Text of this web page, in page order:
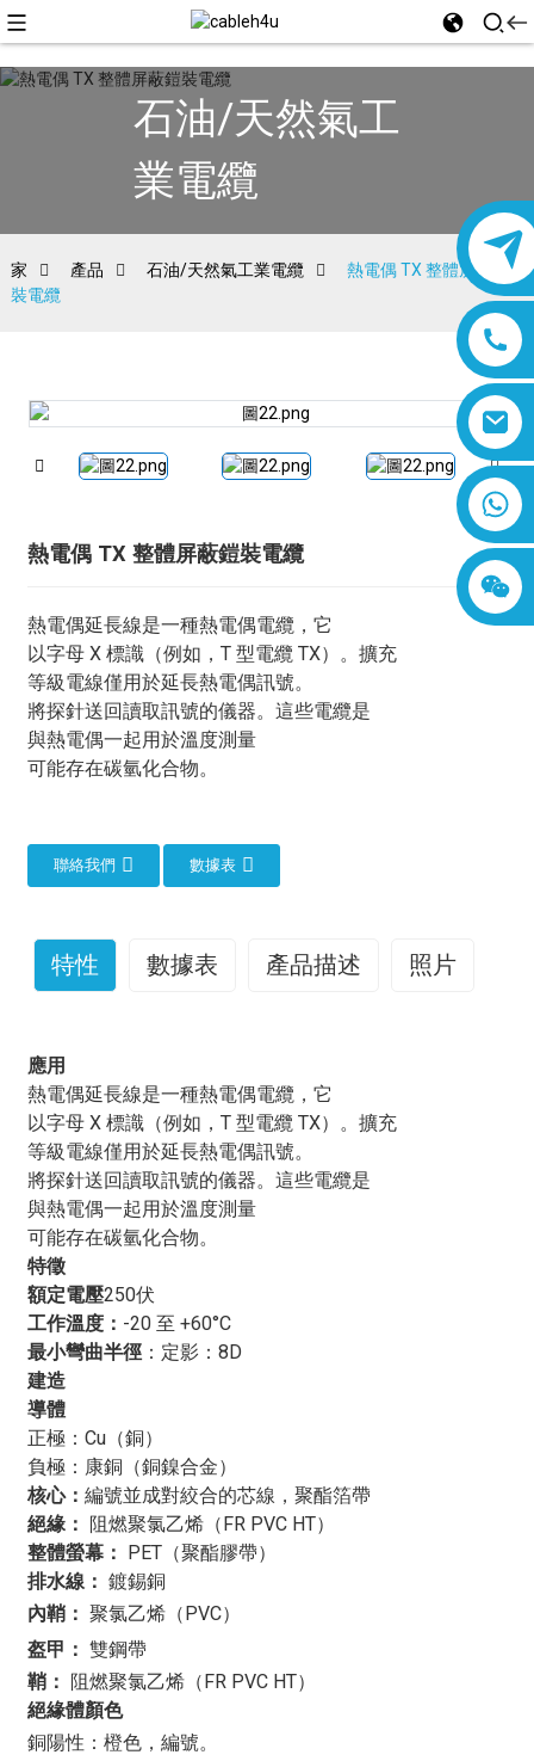
石油/天然氣工
業電纜
家 產品 石油/天然氣工業電纜
熱電偶 TX 整體屏蔽鎧
裝電纜
熱電偶 TX 整體屏蔽鎧裝電纜
熱電偶延長線是一種熱電偶電纜，它
以字母 X 標識（例如，T 型電纜 TX）。擴充
等級電線僅用於延長熱電偶訊號。
將探針送回讀取訊號的儀器。這些電纜是
與熱電偶一起用於溫度測量
可能存在碳氫化合物。
聯絡我們 數據表
特性 數據表 產品描述 照片
應用
熱電偶延長線是一種熱電偶電纜，它
以字母 X 標識（例如，T 型電纜 TX）。擴充
等級電線僅用於延長熱電偶訊號。
將探針送回讀取訊號的儀器。這些電纜是
與熱電偶一起用於溫度測量
可能存在碳氫化合物。
特徵
額定電壓250伏
工作溫度： -20 至 +60°C
最小彎曲半徑： 定影：8D
建造
導體
正極：Cu（銅）
負極：康銅（銅鎳合金）
核心： 編號並成對絞合的芯線，聚酯箔帶
絕緣： 阻燃聚氯乙烯（FR PVC HT）
整體螢幕： PET（聚酯膠帶）
排水線： 鍍錫銅
內鞘： 聚氯乙烯（PVC）
盔甲： 雙鋼帶
鞘： 阻燃聚氯乙烯（FR PVC HT）
絕緣體顏色
銅陽性：橙色，編號。
熱電偶TX鎧裝電纜這是一種專為溫度監控和控制至關重
要的工業應用而設計的專用電纜。該電纜專為滿足熱電偶
感測器的需求而設計，熱電偶感測器廣泛應用於各種工業
製程中的溫度測量。電纜的鎧裝結構可有效防止機械損傷
和環境危害，使其適用於嚴苛的環境。
T型熱電偶由銅和康銅兩種不同的金屬合金製成。這些合
金經過精心挑選，具有特定的溫度範圍和靈敏度，使T型
熱電偶適用於測量-200°C至350°C的溫度。 T型熱電偶電
纜由兩條銅線和一條康銅線絞合而成，並包裹在通常由金
屬或陶瓷材料製成的保護套中。這種結構確保了熱電偶電
纜的耐用性，使其能夠承受惡劣的環境條件。
其中一個主要用途是
用於工業製程中的溫度監控和控制系統。它們通常用於連
接熱電偶感測器和監控控制設備，從而在各種工業應用中
實現精確可靠的溫度測量。電纜的鎧裝結構能夠有效防止
磨損、衝擊等物理性損傷，以及潮濕、化學品等環境因素
的侵蝕，使其適用於嚴苛的工業環境。
除了溫度監測和控制之外，
也應用於工業加熱系統。它們通常用於連接溫度感測器和
加熱元件，從而在熱處理、金屬冶煉和化學加工等製程中
實現溫度的精確控制。鎧裝電纜堅固耐用，能夠承受工業
加熱應用中常見的高溫和惡劣環境，使其成為這些系統中
不可或缺的組件。
另一個重要的應用熱電偶TX鎧裝電纜